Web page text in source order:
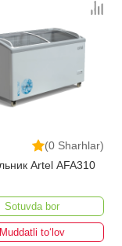
(0 Sharhlar)
Artel AFA310
Sotuvda bor
Muddatli to‘lov